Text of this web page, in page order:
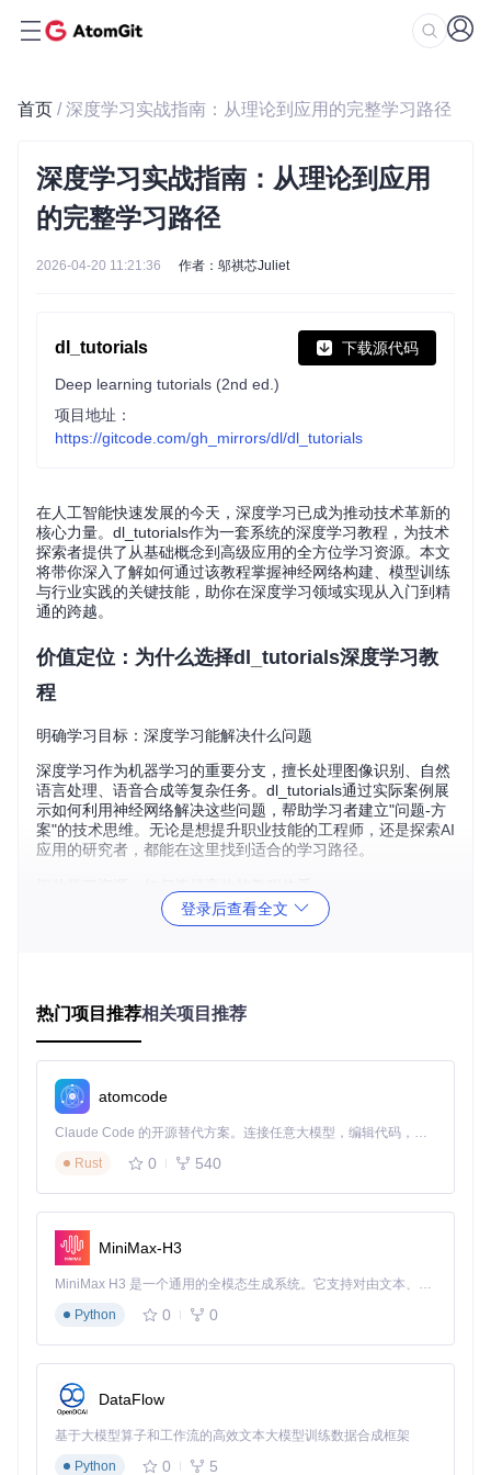
首页 / 深度学习实战指南：从理论到应用的完整学习路径
深度学习实战指南：从理论到应用
的完整学习路径
2026-04-20 11:21:36 作者：邬祺芯Juliet
dl_tutorials 下载源代码
Deep learning tutorials (2nd ed.)
项目地址：
https://gitcode.com/gh_mirrors/dl/dl_tutorials
在人工智能快速发展的今天，深度学习已成为推动技术革新的
核心力量。dl_tutorials作为一套系统的深度学习教程，为技术
探索者提供了从基础概念到高级应用的全方位学习资源。本文
将带你深入了解如何通过该教程掌握神经网络构建、模型训练
与行业实践的关键技能，助你在深度学习领域实现从入门到精
通的跨越。
价值定位：为什么选择dl_tutorials深度学习教
程
明确学习目标：深度学习能解决什么问题
深度学习作为机器学习的重要分支，擅长处理图像识别、自然
语言处理、语音合成等复杂任务。dl_tutorials通过实际案例展
示如何利用神经网络解决这些问题，帮助学习者建立"问题-方
案"的技术思维。无论是想提升职业技能的工程师，还是探索AI
应用的研究者，都能在这里找到适合的学习路径。
面对海量学习资料，选择系统化的教程至关重要。dl_tutorials
层。
握神经网络基础，中间4周进行模型训练实践，最后4周完成综
合项目开发。dl_tutorials提供的阶段性PPT教程，正好匹配这
一学习节奏，帮助你循序渐进地构建知识体系。
核心能力：掌握深度学习的关键技术点
构建神经网络：从神经元到深层架构
如何从零开始构建一个神经网络？以下是实现简单前馈神经网
络的核心伪代码：
# 初始化神经网络
# 添加隐藏层
model.add(Dense(
# 添加输出层
# 编译模型
model.compile(optimizer=
登录后查看全文
热门项目推荐相关项目推荐
atomcode
Claude Code 的开源替代方案。连接任意大模型，编辑代码，运行命令，自动验证 — 全自动执行。用 Rust 构建，极致性能。 ｜ An open-source alternative to Claude Code. Connect any LLM, edit code, run commands, and verify changes — autonomously. Built in Rust for speed. Get Started
Rust
0 540
MiniMax-H3
MiniMax H3 是一个通用的全模态生成系统。它支持对由文本、图像、视频和音频组成的多模态上下文进行统一理解，并能生成分辨率高达 2K、时长可达 15 秒的带原生立体声音频的视频。得益于面向任务泛化的系统设计，H3 在预训练阶段就已具备广泛的多模态上下文理解与生成能力，能够出色地执行复杂的多模态指令。
Python
0 0
DataFlow
基于大模型算子和工作流的高效文本大模型训练数据合成框架
Python
0 5